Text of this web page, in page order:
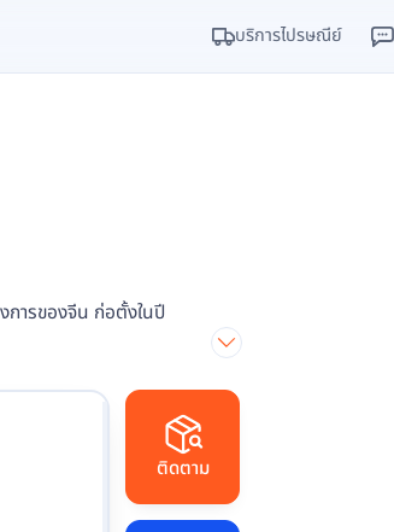
บริการไปรษณีย์
การของจีน ก่อตั้งในปี
ติดตาม